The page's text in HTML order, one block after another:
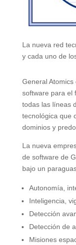
La nueva red
y cada uno de
General
software para el
todas las líneas
tecnológica que
dominios y
La nueva
de software de
bajo un
Autonomía,
Inteligencia,
Detección
Detección de
Misiones